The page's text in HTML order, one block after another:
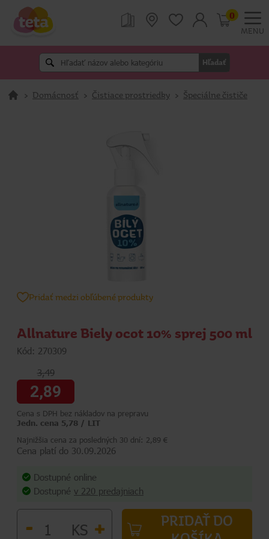
MENU
Hľadať
0
> Domácnosť > Čistiace prostriedky > Špeciálne čističe
Pridať medzi obľúbené produkty
Allnature Biely ocot 10% sprej 500 ml
Kód: 270309
3,49
2,89
Cena s DPH bez nákladov na prepravu
Jedn. cena 5,78 / LIT
Najnižšia cena za posledných 30 dní: 2,89 €
Cena platí do 30.09.2026
Dostupné online
Dostupné v 220 predajniach
- KS +
PRIDAŤ DO